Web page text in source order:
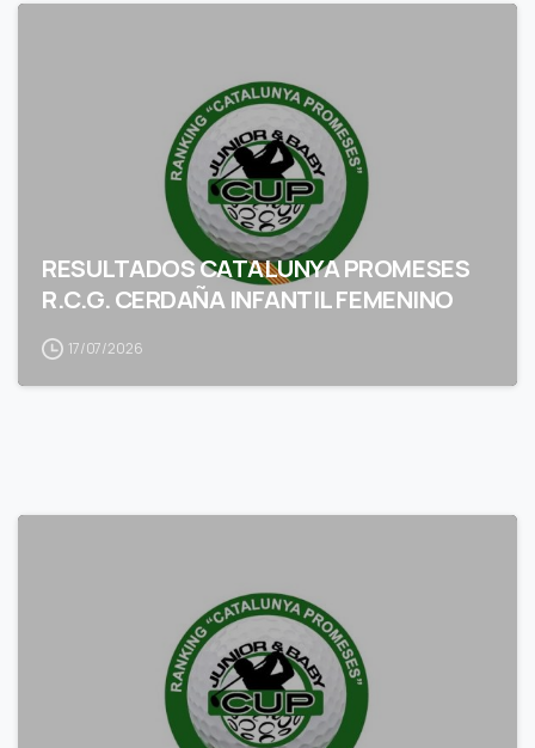
RESULTADOS CATALUNYA PROMESES
R.C.G. CERDAÑA INFANTIL FEMENINO
17/07/2026